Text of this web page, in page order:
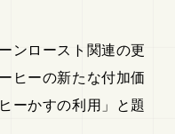
ンロースト関連の更
ヒーの新たな付加価
ーかすの利用」と題